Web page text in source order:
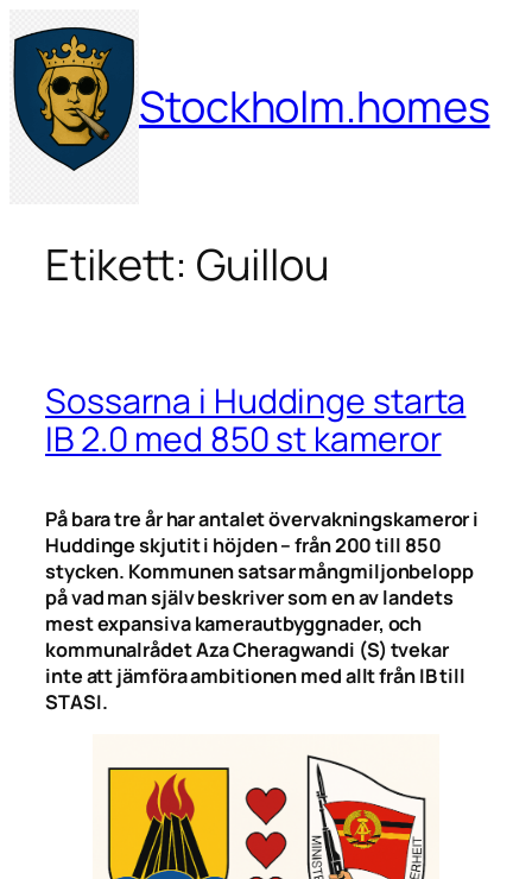
Hoppa
till
innehåll
Stockholm.homes
Etikett: Guillou
Sossarna i Huddinge starta
IB 2.0 med 850 st kameror
På bara tre år har antalet övervakningskameror i
Huddinge skjutit i höjden – från 200 till 850
stycken. Kommunen satsar mångmiljonbelopp
på vad man själv beskriver som en av landets
mest expansiva kamerautbyggnader, och
kommunalrådet Aza Cheragwandi (S) tvekar
inte att jämföra ambitionen med allt från IB till
STASI.